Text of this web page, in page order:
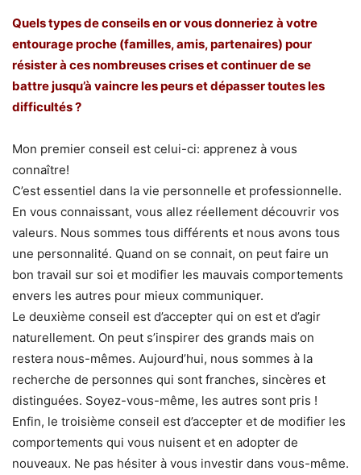
Quels types de conseils en or vous donneriez à votre
entourage proche (familles, amis, partenaires) pour
résister à ces nombreuses crises et continuer de se
battre jusqu’à vaincre les peurs et dépasser toutes les
difficultés ?
Mon premier conseil est celui-ci: apprenez à vous
connaître!
C’est essentiel dans la vie personnelle et professionnelle.
En vous connaissant, vous allez réellement découvrir vos
valeurs. Nous sommes tous différents et nous avons tous
une personnalité. Quand on se connait, on peut faire un
bon travail sur soi et modifier les mauvais comportements
envers les autres pour mieux communiquer.
Le deuxième conseil est d’accepter qui on est et d’agir
naturellement. On peut s’inspirer des grands mais on
restera nous-mêmes. Aujourd’hui, nous sommes à la
recherche de personnes qui sont franches, sincères et
distinguées. Soyez-vous-même, les autres sont pris !
Enfin, le troisième conseil est d’accepter et de modifier les
comportements qui vous nuisent et en adopter de
nouveaux. Ne pas hésiter à vous investir dans vous-même.